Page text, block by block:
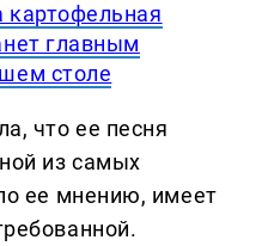
картофельная
главным
столе
что ее песня
из самых
ее мнению, имеет